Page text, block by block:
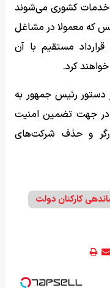
خدمات کشوری می‌شوند
که معمولا در مشاغل
مستقیم با آن
کرد.
دستور رئیس جمهور به
در جهت تضمین امنیت
و حذف شرکت‌های
کارکنان دولت